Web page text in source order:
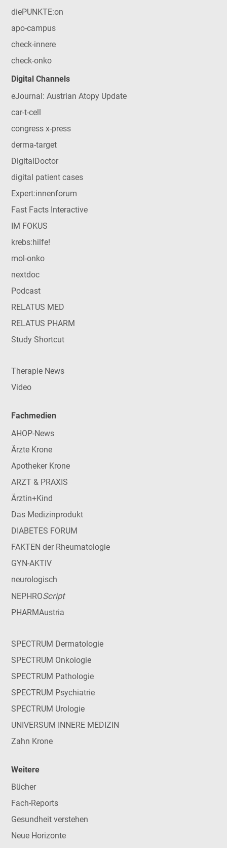
diePUNKTE:on
apo-campus
check-innere
check-onko
Digital Channels
eJournal: Austrian Atopy Update
car-t-cell
congress x-press
derma-target
DigitalDoctor
digital patient cases
Expert:innenforum
Fast Facts Interactive
IM FOKUS
krebs:hilfe!
mol-onko
nextdoc
Podcast
RELATUS MED
RELATUS PHARM
Study Shortcut
Therapie News
Video
Fachmedien
AHOP-News
Ärzte Krone
Apotheker Krone
ARZT & PRAXIS
Ärztin+Kind
Das Medizinprodukt
DIABETES FORUM
FAKTEN der Rheumatologie
GYN-AKTIV
neurologisch
NEPHROScript
PHARMAustria
SPECTRUM Dermatologie
SPECTRUM Onkologie
SPECTRUM Pathologie
SPECTRUM Psychiatrie
SPECTRUM Urologie
UNIVERSUM INNERE MEDIZIN
Zahn Krone
Weitere
Bücher
Fach-Reports
Gesundheit verstehen
Neue Horizonte